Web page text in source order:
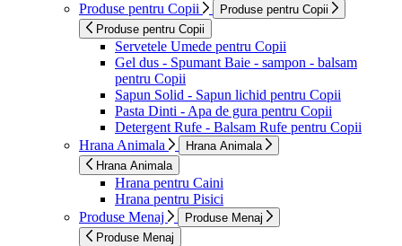
Produse pentru Copii
Produse pentru Copii
Produse pentru Copii
Servetele Umede pentru Copii
Gel dus - Spumant Baie - sampon - balsam
pentru Copii
Sapun Solid - Sapun lichid pentru Copii
Pasta Dinti - Apa de gura pentru Copii
Detergent Rufe - Balsam Rufe pentru Copii
Hrana Animala
Hrana Animala
Hrana Animala
Hrana pentru Caini
Hrana pentru Pisici
Produse Menaj
Produse Menaj
Produse Menaj